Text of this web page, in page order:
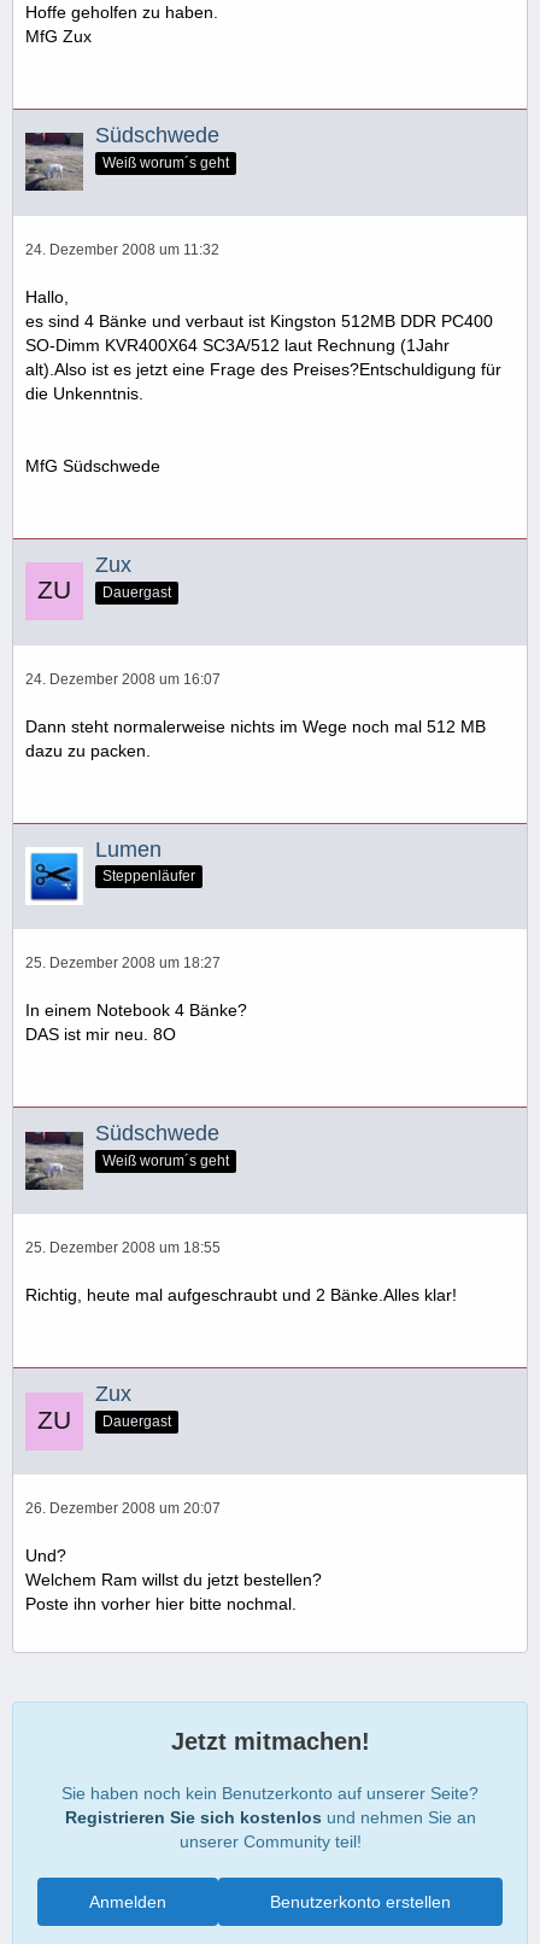
Hoffe geholfen zu haben.
MfG Zux
Südschwede
Weiß worum´s geht
24. Dezember 2008 um 11:32
Hallo,
es sind 4 Bänke und verbaut ist Kingston 512MB DDR PC400
SO-Dimm KVR400X64 SC3A/512 laut Rechnung (1Jahr
alt).Also ist es jetzt eine Frage des Preises?Entschuldigung für
die Unkenntnis.
MfG Südschwede
Zux
Dauergast
24. Dezember 2008 um 16:07
Dann steht normalerweise nichts im Wege noch mal 512 MB
dazu zu packen.
Lumen
Steppenläufer
25. Dezember 2008 um 18:27
In einem Notebook 4 Bänke?
DAS ist mir neu. 8O
Südschwede
Weiß worum´s geht
25. Dezember 2008 um 18:55
Richtig, heute mal aufgeschraubt und 2 Bänke.Alles klar!
Zux
Dauergast
26. Dezember 2008 um 20:07
Und?
Welchem Ram willst du jetzt bestellen?
Poste ihn vorher hier bitte nochmal.
Jetzt mitmachen!
Sie haben noch kein Benutzerkonto auf unserer Seite?
Registrieren Sie sich kostenlos und nehmen Sie an
unserer Community teil!
Benutzerkonto erstellen
Anmelden